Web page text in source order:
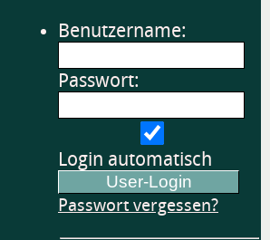
Benutzername:
Passwort:
Login automatisch
Passwort vergessen?